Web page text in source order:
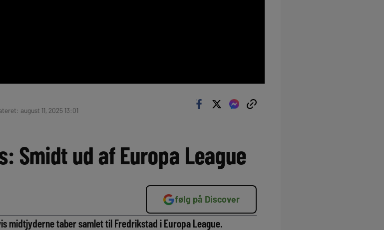
august 11, 2025 13:01
Smidt ud af Europa League
følg på Discover
midtjyderne taber samlet til Fredrikstad i Europa League.